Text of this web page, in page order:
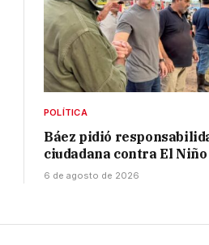
POLÍTICA
Báez pidió
ciudadana contra El Niño
6 de agosto de 2026